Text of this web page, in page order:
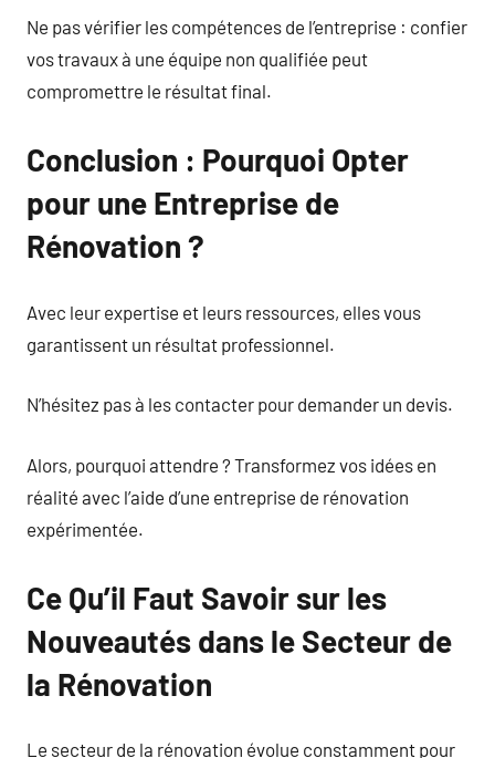
Ne pas vérifier les compétences de l’entreprise : confier
vos travaux à une équipe non qualifiée peut
compromettre le résultat final.
Conclusion : Pourquoi Opter
pour une Entreprise de
Rénovation ?
Avec leur expertise et leurs ressources, elles vous
garantissent un résultat professionnel.
N’hésitez pas à les contacter pour demander un devis.
Alors, pourquoi attendre ? Transformez vos idées en
réalité avec l’aide d’une entreprise de rénovation
expérimentée.
Ce Qu’il Faut Savoir sur les
Nouveautés dans le Secteur de
la Rénovation
Le secteur de la rénovation évolue constamment pour